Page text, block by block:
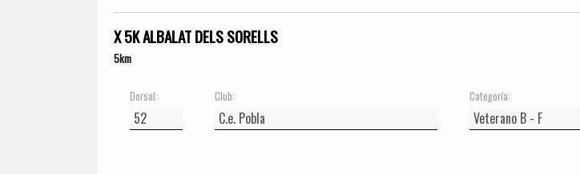
X 5K ALBALAT DELS SORELLS
5km
Dorsal: Club: Categoría: